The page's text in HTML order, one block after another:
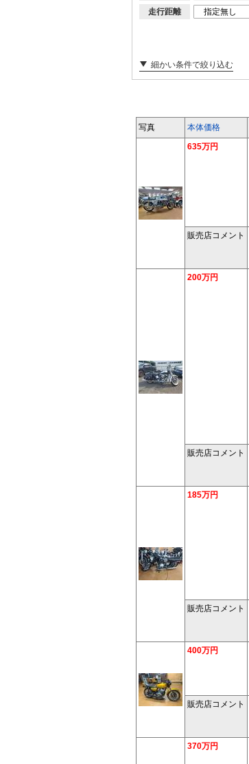
走行距離
細かい条件で絞り込む
写真 本体価格
635万円
販売店コメント
200万円
販売店コメント
185万円
販売店コメント
400万円
販売店コメント
370万円